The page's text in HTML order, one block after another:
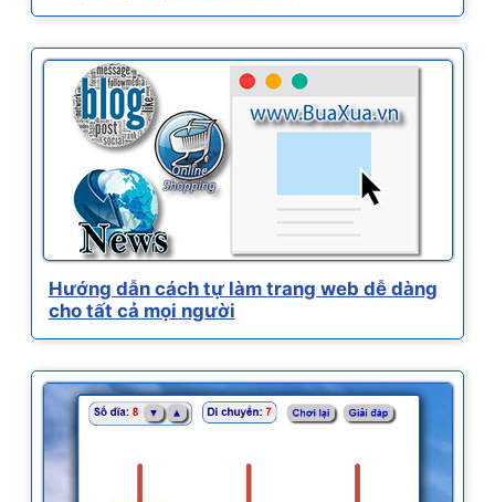
Hướng dẫn cách tự làm trang web dễ dàng
cho tất cả mọi người